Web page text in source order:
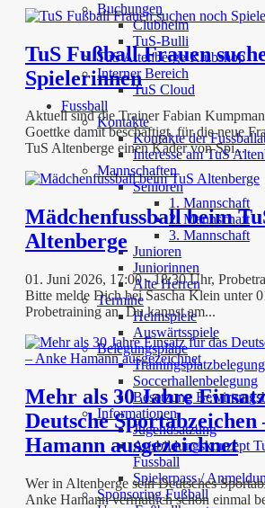
Buchungen
Clubheim
TuS-Bulli
TuS Altenberge Klubshop
Interner Bereich
TuS Cloud
Fussball
Kontakte
Kontakte der
Interesse am TuS
Mannschaften
Senioren
1. Mannschaft
2. Mannschaft
3. Mannschaft
Junioren
Juniorinnen
Alte Herren
Termine
Heimspiele
Auswärtsspiele
Belegungspläne
Trainingsplatzbelegung
Soccerhallenbelegung
Besetzung
Informationen
Jugendsatzung
Ausbildungskonzept
Fussball
Spielerpass /
Sponsoring Fußball
TuS Fußball Frauen
Spielerinnen
Aktuell sind die Trainer Fabian
Goettke damit beschäftigt, für die neue
TuS Altenberge einen Kader von Spi...
Mädchenfussball beim
Altenberge
01. Juni 2026, 17:00 - 18:30 Uhr,
Bitte melde Dich bei Sascha Klein unter
Probetraining an. Du kannst am...
Mehr als 30 Jahre
Deutsche Sportabzeichen
Hamann ausgezeichnet
Wer in Altenberge sein Deutsches
Anke Hamann vermutlich schon einmal